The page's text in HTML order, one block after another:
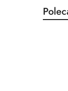
Pomiń
o